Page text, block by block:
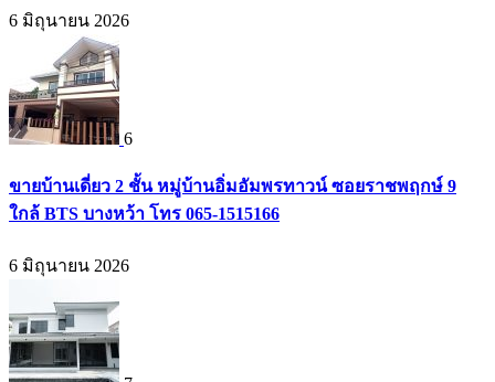
6 มิถุนายน 2026
6
ขายบ้านเดี่ยว 2 ชั้น หมู่บ้านอิ่มอัมพรทาวน์ ซอยราชพฤกษ์ 9
ใกล้ BTS บางหว้า โทร 065-1515166
6 มิถุนายน 2026